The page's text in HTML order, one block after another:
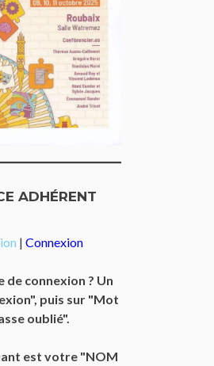
ADHÉRENT
| Connexion
de connexion ? Un
puis sur "Mot
oublié".
est votre "NOM